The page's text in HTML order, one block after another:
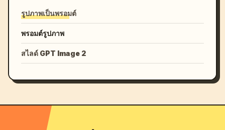
รูปภาพเป็นพรอมต์
พรอมต์รูปภาพ
สไลด์ GPT Image 2